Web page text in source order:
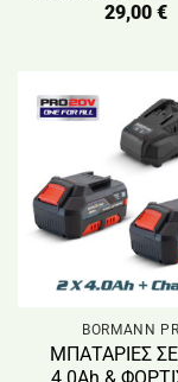
29,00 €
BORMANN
ΜΠΑΤΑΡΙΕΣ
4.0Ah &